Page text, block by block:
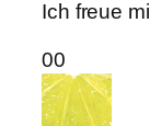
Ich freue
Anklicken
für
Daumen
0Anklicken
für
Daumen
0